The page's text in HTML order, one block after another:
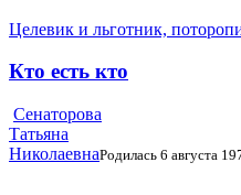
Целевик и льготник,
Кто есть кто
Сенаторова
Татьяна
НиколаевнаРодилась 6 августа